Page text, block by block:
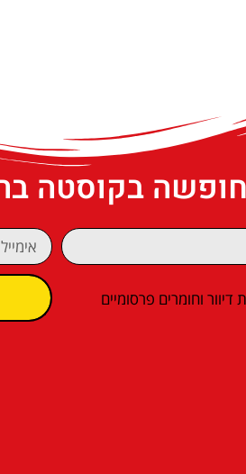
בקוסטה
וחומרים פרסומיים